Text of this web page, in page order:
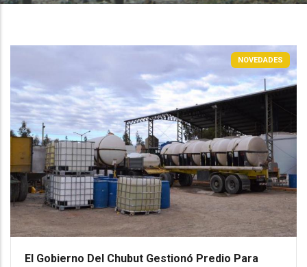
NOVEDADES
El Gobierno Del Chubut Gestionó Predio Para